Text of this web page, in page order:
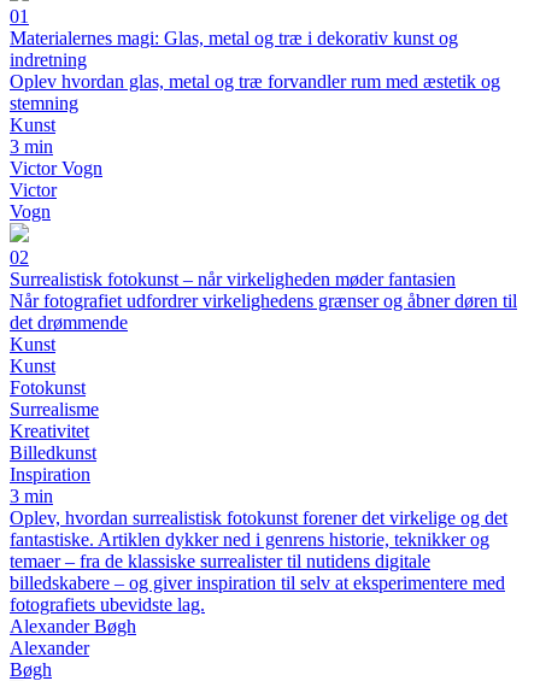
01
Materialernes magi: Glas, metal og træ i dekorativ kunst og
indretning
Oplev hvordan glas, metal og træ forvandler rum med æstetik og
stemning
Kunst
3 min
Victor Vogn
Victor
Vogn
02
Surrealistisk fotokunst – når virkeligheden møder fantasien
Når fotografiet udfordrer virkelighedens grænser og åbner døren til
det drømmende
Kunst
Kunst
Fotokunst
Surrealisme
Kreativitet
Billedkunst
Inspiration
3 min
Oplev, hvordan surrealistisk fotokunst forener det virkelige og det
fantastiske. Artiklen dykker ned i genrens historie, teknikker og
temaer – fra de klassiske surrealister til nutidens digitale
billedskabere – og giver inspiration til selv at eksperimentere med
fotografiets ubevidste lag.
Alexander Bøgh
Alexander
Bøgh